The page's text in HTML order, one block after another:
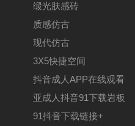
缎光肤感砖
质感仿古
现代仿古
3X5快捷空间
抖音成人APP在线观看
亚成人抖音91下载岩板
91抖音下载链接+